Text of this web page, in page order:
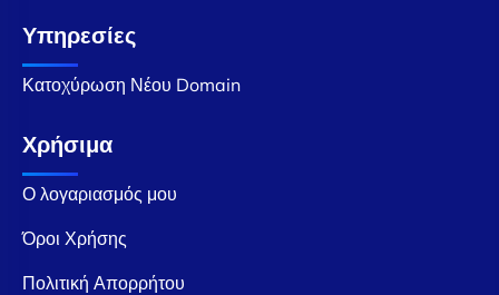
Υπηρεσίες
Κατοχύρωση Νέου Domain
Χρήσιμα
Ο λογαριασμός μου
Όροι Χρήσης
Πολιτική Απορρήτου